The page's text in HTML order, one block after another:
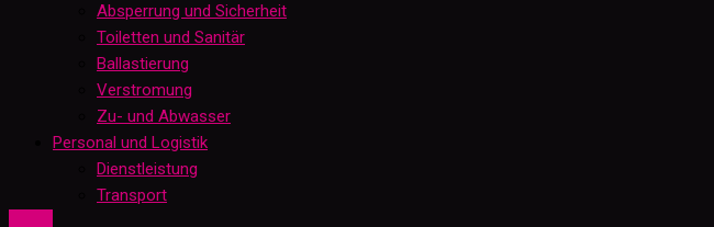
Absperrung und Sicherheit
Toiletten und Sanitär
Ballastierung
Verstromung
Zu- und Abwasser
Personal und Logistik
Dienstleistung
Transport